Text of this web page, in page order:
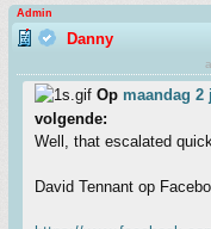
Admin
Danny
Op maandag 2
volgende:
Well, that escalated
David Tennant op